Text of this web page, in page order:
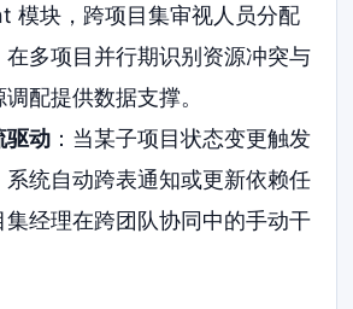
模块，跨项目集审视人员分配
在多项目并行期识别资源冲突与
配提供数据支撑。
驱动：当某子项目状态变更触发
系统自动跨表通知或更新依赖任
集经理在跨团队协同中的手动干